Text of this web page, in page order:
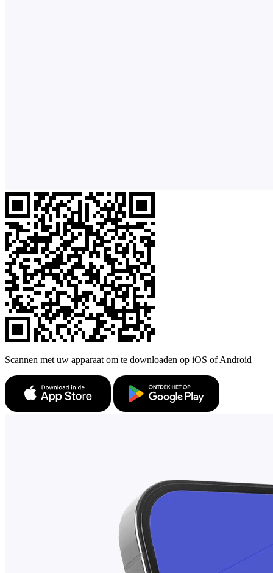
Scannen met uw apparaat om te downloaden op iOS of Android